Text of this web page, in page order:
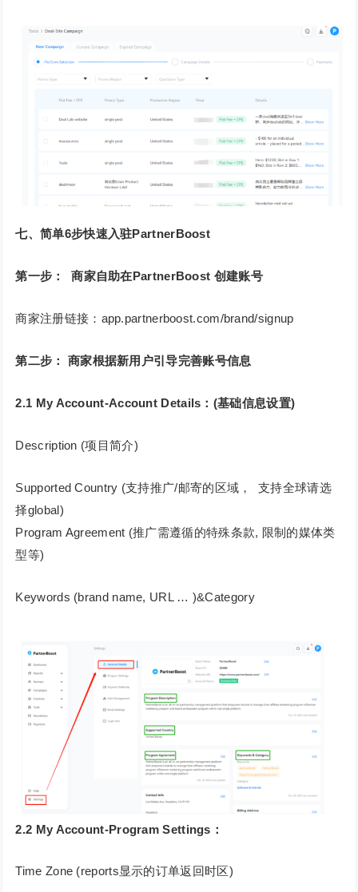
七、简单6步快速入驻PartnerBoost
第一步： 商家自助在PartnerBoost 创建账号
商家注册链接：app.partnerboost.com/brand/signup
第二步： 商家根据新用户引导完善账号信息
2.1 My Account-Account Details：(基础信息设置)
Description (项目简介)
Supported Country (支持推广/邮寄的区域， 支持全球请选
择global)
Program Agreement (推广需遵循的特殊条款, 限制的媒体类
型等)
Keywords (brand name, URL … )&Category
2.2 My Account-Program Settings：
Time Zone (reports显示的订单返回时区)